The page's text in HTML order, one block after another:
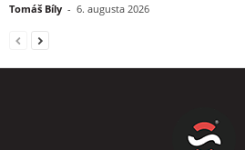
Tomáš Bíly - 6. augusta 2026